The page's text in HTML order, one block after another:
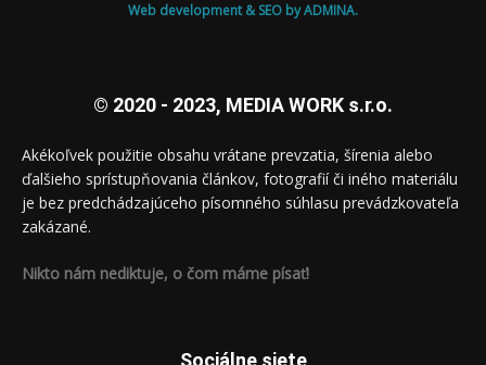
Web development & SEO by ADMINA.
© 2020 - 2023, MEDIA WORK s.r.o.
Akékoľvek použitie obsahu vrátane prevzatia, šírenia alebo
ďalšieho sprístupňovania článkov, fotografií či iného materiálu
je bez predchádzajúceho písomného súhlasu prevádzkovateľa
zakázané.
Nikto nám nediktuje, o čom máme písať!
Sociálne siete